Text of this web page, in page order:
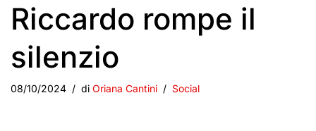
Riccardo rompe il
silenzio
08/10/2024 di Oriana Cantini Social